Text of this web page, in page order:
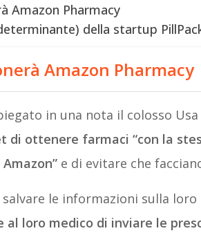
Amazon Pharmacy
della startup
Amazon Pharmacy
in una nota il colosso Usa
di ottenere farmaci “con la
e di evitare che
le informazioni sulla
al loro medico di inviare le